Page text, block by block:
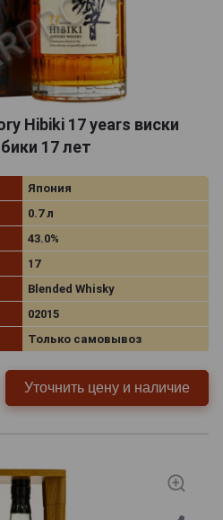
Hibiki 17 years виски
17 лет
Япония
0.7 л
43.0%
17
Blended Whisky
02015
Только самовывоз
Уточнить цену и наличие